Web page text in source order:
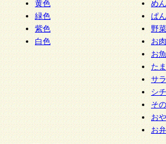
たものと考えております。従っ
の提供を希望されない場合には、
しません が、提供されないこと
等をご利用いただけない場合があ
様から当社が保有している個人情
を求められた場合には、ご本人
合に限り、法令に準拠して合理的
なお、開示 請求等の請求先は個
黄色
緑色
紫色
白色
めん
ぱん
野
お
お
た
サ
シ
そ
お
お